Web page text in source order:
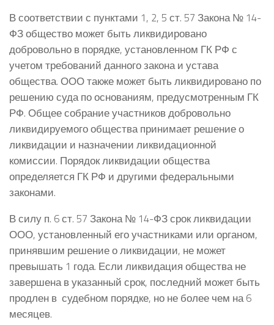
В соответствии с пунктами 1, 2, 5 ст. 57 Закона № 14-
ФЗ общество может быть ликвидировано
добровольно в порядке, установленном ГК РФ с
учетом требований данного закона и устава
общества. ООО также может быть ликвидировано по
решению суда по основаниям, предусмотренным ГК
РФ. Общее собрание участников добровольно
ликвидируемого общества принимает решение о
ликвидации и назначении ликвидационной
комиссии. Порядок ликвидации общества
определяется ГК РФ и другими федеральными
законами.
В силу п. 6 ст. 57 Закона № 14-ФЗ срок ликвидации
ООО, установленный его участниками или органом,
принявшим решение о ликвидации, не может
превышать 1 года. Если ликвидация общества не
завершена в указанный срок, последний может быть
продлен в судебном порядке, но не более чем на 6
месяцев.